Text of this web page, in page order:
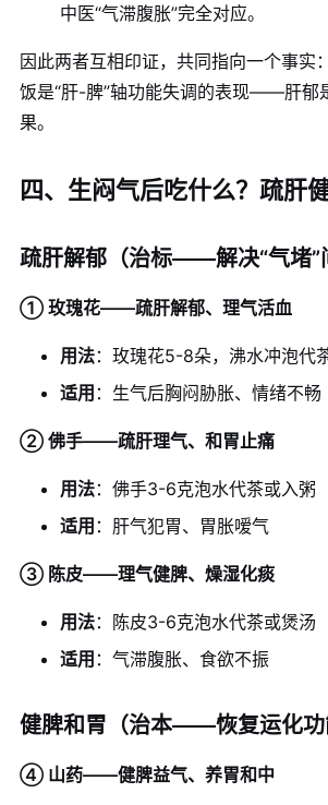
中医“气滞腹胀”完全对应。
因此两者互相印证，共同指向一个事实
饭是“肝-脾”轴功能失调的表现——肝郁
果。
四、生闷气后吃什么？疏肝
疏肝解郁（治标——解决“气堵”
① 玫瑰花——疏肝解郁、理气活血
用法：玫瑰花5-8朵，沸水冲泡代
适用 ：生气后胸闷胁胀、情绪不畅
② 佛手——疏肝理气、和胃止痛
用法：佛手3-6克泡水代茶或入粥
适用 ：肝气犯胃、胃胀嗳气
③ 陈皮——理气健脾、燥湿化痰
用法：陈皮3-6克泡水代茶或煲汤
适用 ：气滞腹胀、食欲不振
健脾和胃（治本——恢复运化功
④ 山药——健脾益气、养胃和中